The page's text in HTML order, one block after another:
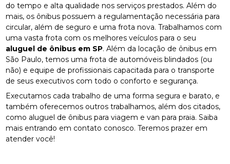
do tempo e alta qualidade nos serviços prestados. Além do
mais, os ônibus possuem a regulamentação necessária para
circular, além de seguro e uma frota nova. Trabalhamos com
uma vasta frota com os melhores veículos para o seu
aluguel de ônibus em SP. Além da locação de ônibus em
São Paulo, temos uma frota de automóveis blindados (ou
não) e equipe de profissionais capacitada para o transporte
de seus executivos com todo o conforto e segurança.
Executamos cada trabalho de uma forma segura e barato, e
também oferecemos outros trabalhamos, além dos citados,
como aluguel de ônibus para viagem e van para praia. Saiba
mais entrando em contato conosco. Teremos prazer em
atender você!